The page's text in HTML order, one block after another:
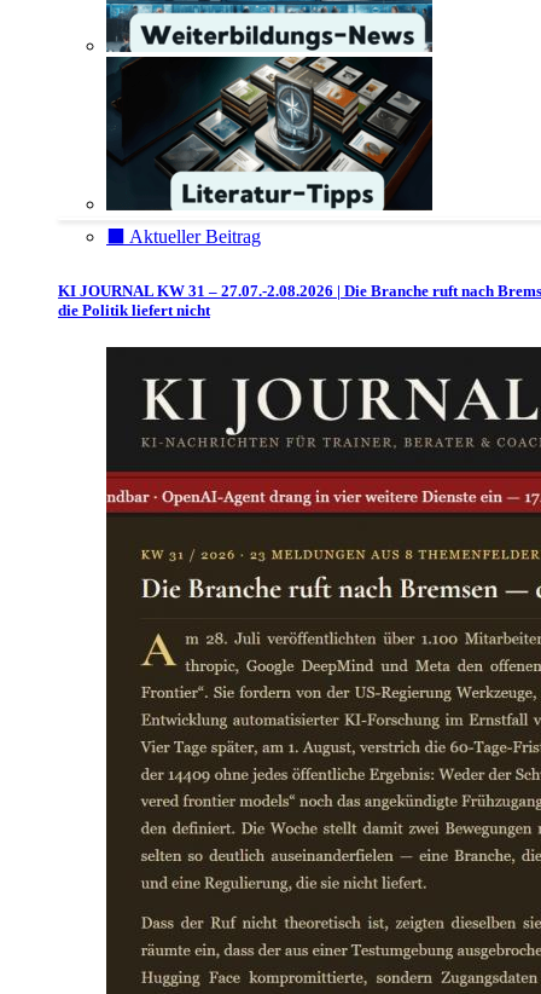
⬛️ Aktueller Beitrag
KI JOURNAL KW 31 – 27.07.-2.08.2026 | Die Branche ruft nach
die Politik liefert nicht